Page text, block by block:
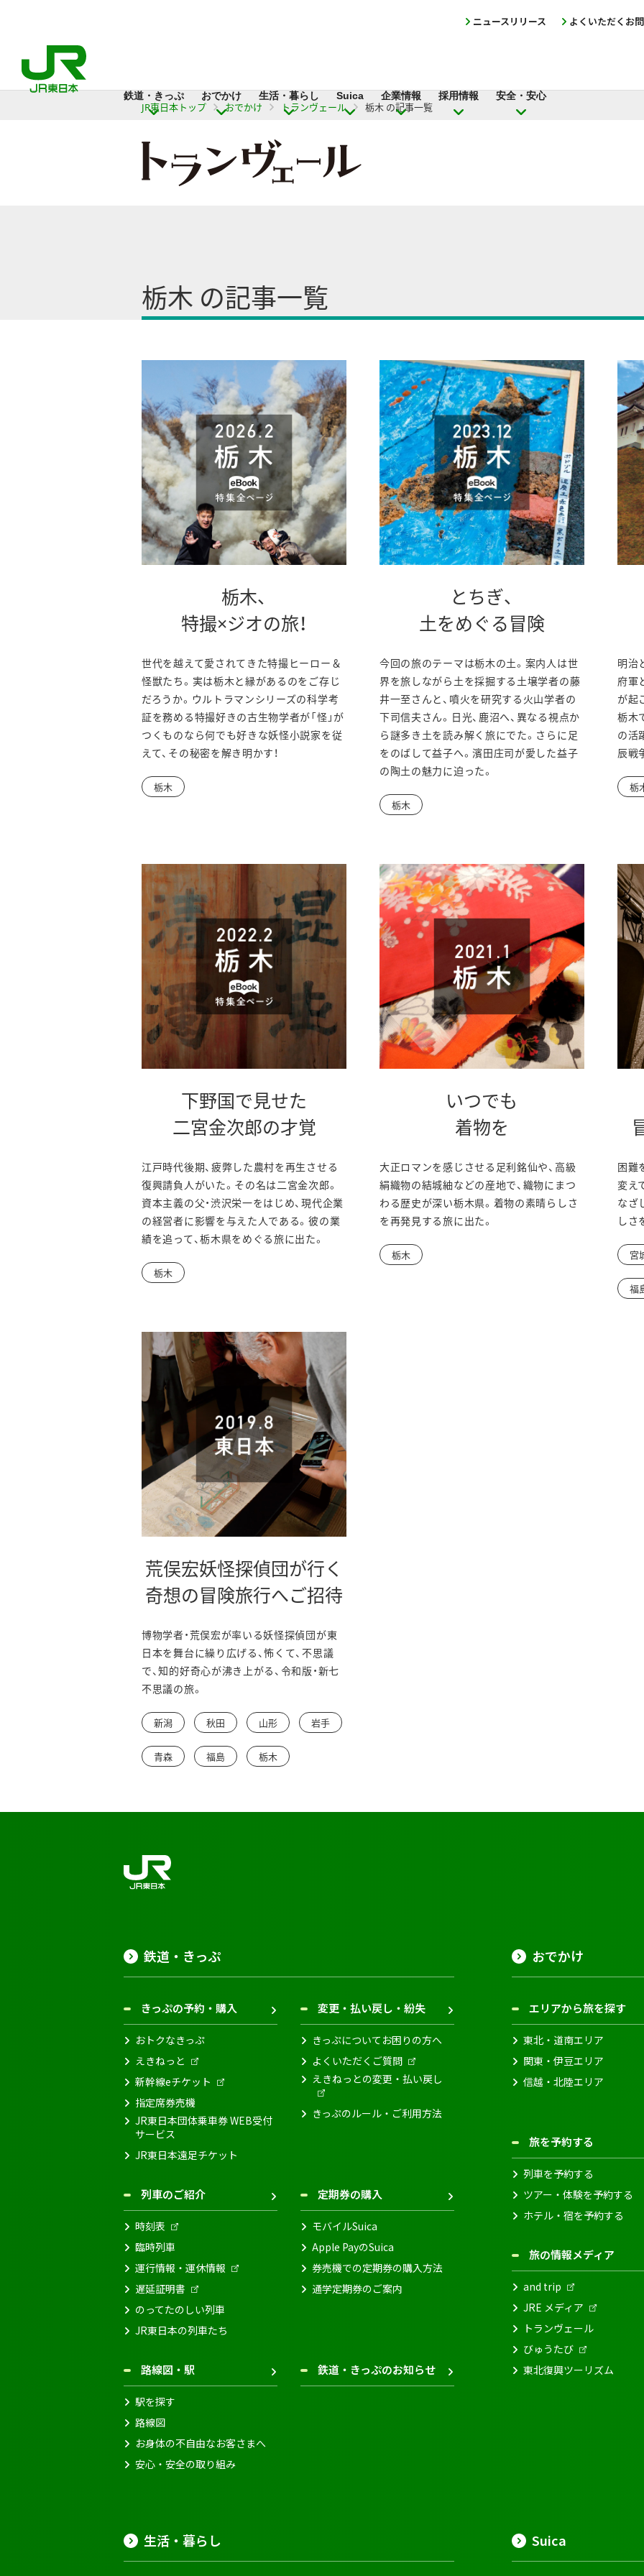
鉄道・きっぷ おでかけ 生活・暮らし Suica 企業情報 採用情報 安全・安心
よくいただくお
ニュースリリース
JR東日本トップ おでかけ トランヴェール 栃木 の記事一覧
栃木 の記事一覧
栃木、
特撮×ジオの旅！
ィ
ン
ド
ま
す
世代を越えて愛されてきた特撮ヒーロー＆
怪獣たち。実は栃木と縁があるのをご存じ
だろうか。ウルトラマンシリーズの科学考
証を務める特撮好きの古生物学者が「怪」が
つくものなら何でも好きな妖怪小説家を従
えて、その秘密を解き明かす！
栃木
とちぎ、
土をめぐる冒険
今回の旅のテーマは栃木の土。案内人は世
界を旅しながら土を採掘する土壌学者の藤
井一至さんと、噴火を研究する火山学者の
下司信夫さん。日光、鹿沼へ、異なる視点か
ら謎多き土を読み解く旅にでた。さらに足
をのばして益子へ。濱田庄司が愛した益子
の陶土の魅力に迫った。
栃木
明治
府軍
が起
栃木
の活
辰戦
栃
下野国で見せた
二宮金次郎の才覚
江戸時代後期、疲弊した農村を再生させる
復興請負人がいた。その名は二宮金次郎。
資本主義の父・渋沢栄一をはじめ、現代企業
の経営者に影響を与えた人である。彼の業
績を追って、栃木県をめぐる旅に出た。
栃木
いつでも
着物を
大正ロマンを感じさせる足利銘仙や、高級
絹織物の結城紬などの産地で、織物にまつ
わる歴史が深い栃木県。着物の素晴らしさ
を再発見する旅に出た。
栃木
困難
変え
なざ
しさ
宮
福
荒俣宏妖怪探偵団が行く
奇想の冒険旅行へご招待
博物学者・荒俣宏が率いる妖怪探偵団が東
日本を舞台に繰り広げる、怖くて、不思議
で、知的好奇心が沸き上がる、令和版・新七
不思議の旅。
新潟 秋田 山形 岩手
青森 福島 栃木
鉄道・きっぷ
きっぷの予約・購入
おトクなきっぷ
えきねっと
新幹線eチケット
指定席券売機
JR東日本団体乗車券 WEB受付
サービス
JR東日本遠足チケット
変更・払い戻し・紛失
きっぷについてお困りの方へ
よくいただくご質問
えきねっとの変更・払い戻し
きっぷのルール・ご利用方法
列車のご紹介
時刻表
臨時列車
運行情報・運休情報
遅延証明書
のってたのしい列車
JR東日本の列車たち
定期券の購入
モバイルSuica
Apple PayのSuica
券売機での定期券の購入方法
通学定期券のご案内
路線図・駅
駅を探す
路線図
お身体の不自由なお客さまへ
安心・安全の取り組み
鉄道・きっぷのお知らせ
おでかけ
エリアから旅を探す
東北・道南エリア
関東・伊豆エリア
信越・北陸エリア
旅を予約する
列車を予約する
ツアー・体験を予約する
ホテル・宿を予約する
旅の情報メディア
and trip
JRE メディア
トランヴェール
びゅうたび
東北復興ツーリズム
生活・暮らし Suica